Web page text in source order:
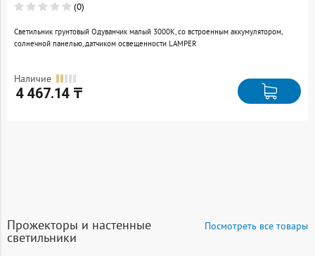
(0)
Светильник грунтовый Одуванчик малый 3000К, со встроенным аккумулятором,
солнечной панелью, датчиком освещенности LAMPER
Наличие
4 467.14 ₸
Прожекторы и настенные
светильники
Посмотреть все товары